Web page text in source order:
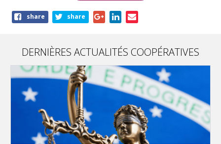
Shareshare share
DERNIÈRES ACTUALITÉS COOPÉRATIVES